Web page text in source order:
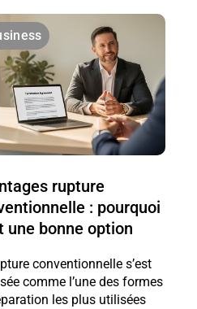
rupture
: pourquoi
une bonne option
conventionnelle s’est
comme l’une des formes
les plus utilisées